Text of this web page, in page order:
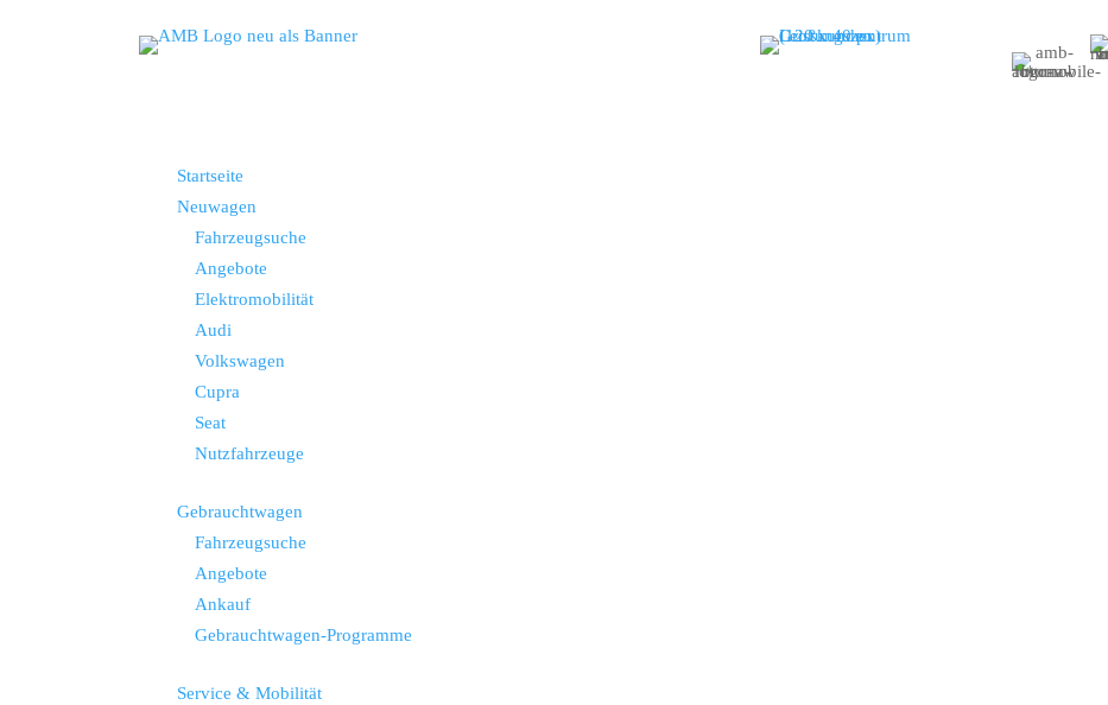
Startseite
Neuwagen
Fahrzeugsuche
Angebote
Elektromobilität
Audi
Volkswagen
Cupra
Seat
Nutzfahrzeuge
Gebrauchtwagen
Fahrzeugsuche
Angebote
Ankauf
Gebrauchtwagen-Programme
Service & Mobilität